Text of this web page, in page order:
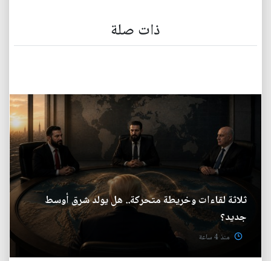
ذات صلة
ثلاثة لقاءات وخريطة متحركة.. هل يولد شرق أوسط
جديد؟
منذ 4 ساعة